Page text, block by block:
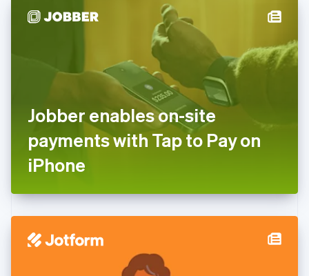
Jobber enables on-site
payments with Tap to Pay on
iPhone
China continental
Croácia
English
Emirados Árabes Unidos
English
Eslováquia
English
EnglishItaliano
Espanha
Estados Unidos